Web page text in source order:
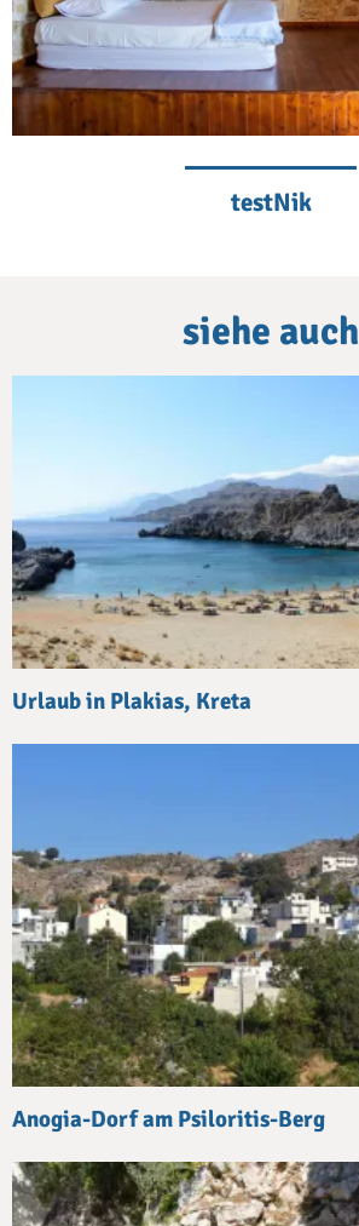
testNik
siehe auch
Urlaub in Plakias, Kreta
Anogia-Dorf am Psiloritis-Berg